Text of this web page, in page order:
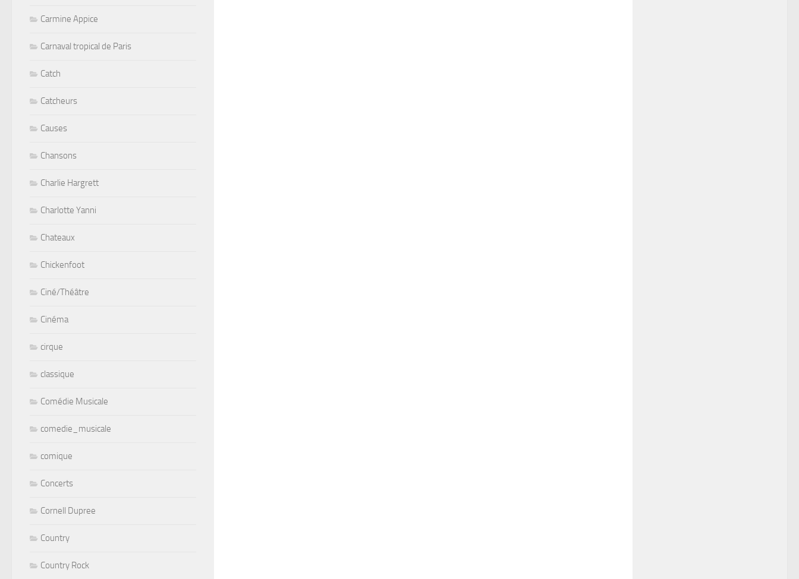
Carmine Appice
Carnaval tropical de Paris
Catch
Catcheurs
Causes
Chansons
Charlie Hargrett
Charlotte Yanni
Chateaux
Chickenfoot
Ciné/Théâtre
Cinéma
cirque
classique
Comédie Musicale
comedie_musicale
comique
Concerts
Cornell Dupree
Country
Country Rock